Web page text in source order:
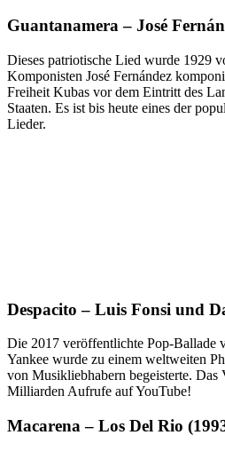
Guantanamera – José
Dieses patriotische Lied wurde 1929
Komponisten José Fernández
Freiheit Kubas vor dem Eintritt des
Staaten. Es ist bis heute eines der
Lieder.
Despacito – Luis Fonsi und
Die 2017 veröffentlichte Pop-Ballade
Yankee wurde zu einem weltweiten
von Musikliebhabern begeisterte. Das
Milliarden Aufrufe auf YouTube!
Macarena – Los Del Rio